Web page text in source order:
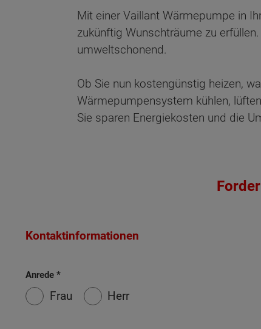
Mit einer Vaillant Wärmepumpe in
zukünftig Wunschträume zu
umweltschonend.
Ob Sie nun kostengünstig heizen,
Wärmepumpensystem kühlen,
Sie sparen Energiekosten und die
Kontaktinformationen
Anrede
Frau Herr